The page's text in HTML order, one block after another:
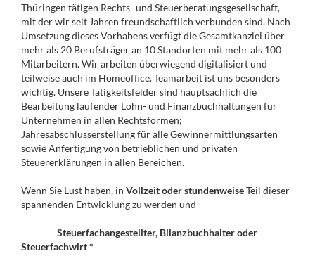
Thüringen tätigen Rechts- und Steuerberatungsgesellschaft,
mit der wir seit Jahren freundschaftlich verbunden sind. Nach
Umsetzung dieses Vorhabens verfügt die Gesamtkanzlei über
mehr als 20 Berufsträger an 10 Standorten mit mehr als 100
Mitarbeitern. Wir arbeiten überwiegend digitalisiert und
teilweise auch im Homeoffice. Teamarbeit ist uns besonders
wichtig. Unsere Tätigkeitsfelder sind hauptsächlich die
Bearbeitung laufender Lohn- und Finanzbuchhaltungen für
Unternehmen in allen Rechtsformen;
Jahresabschlusserstellung für alle Gewinnermittlungsarten
sowie Anfertigung von betrieblichen und privaten
Steuererklärungen in allen Bereichen.
Wenn Sie Lust haben, in Vollzeit oder stundenweiseTeil dieser
spannenden Entwicklung zu werden und
Steuerfachangestellter, Bilanzbuchhalter oder
Steuerfachwirt *